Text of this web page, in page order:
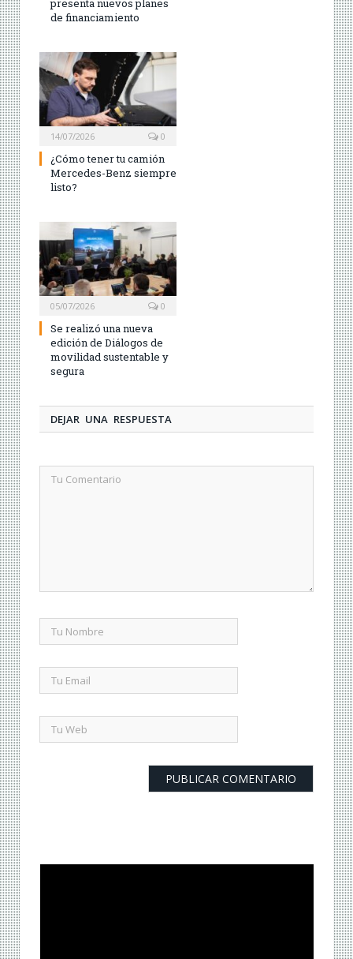
presenta nuevos planes
de financiamiento
14/07/2026 0
¿Cómo tener tu camión
Mercedes-Benz siempre
listo?
05/07/2026 0
Se realizó una nueva
edición de Diálogos de
movilidad sustentable y
segura
DEJAR UNA RESPUESTA